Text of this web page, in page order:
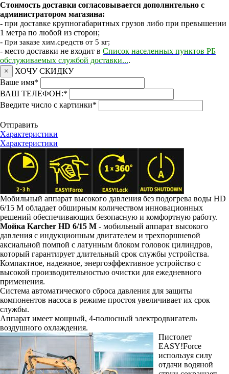
Стоимость доставки согласовывается дополнительно с
администратором магазина:
- при доставке крупногабаритных грузов либо при превышении
1 метра по любой из сторон;
- при заказе хим.средств от 5 кг;
- место доставки не входит в Список населенных пунктов РБ
обслуживаемых службой доставки....
×
ХОЧУ СКИДКУ
Ваше имя*
ВАШ ТЕЛЕФОН:*
Введите число с картинки*
Отправить
Характеристики
Характеристики
Мобильный аппарат высокого давления без подогрева воды HD
6/15 M обладает обширным количеством инновационных
решений обеспечивающих безопасную и комфортную работу.
Мойка Karcher HD 6/15 M - мобильный аппарат высокого
давления с индукционным двигателем и трехпоршневой
аксиальной помпой с латунным блоком головок цилиндров,
который гарантирует длительный срок службы устройства.
Компактное, надежное, энергоэффективное устройство с
высокой производительностью очистки для ежедневного
применения.
Система автоматического сброса давления для защиты
компонентов насоса в режиме простоя увеличивает их срок
службы.
Аппарат имеет мощный, 4-полюсный электродвигатель
воздушного охлаждения.
Пистолет
EASY!Force
используя силу
отдачи водяной